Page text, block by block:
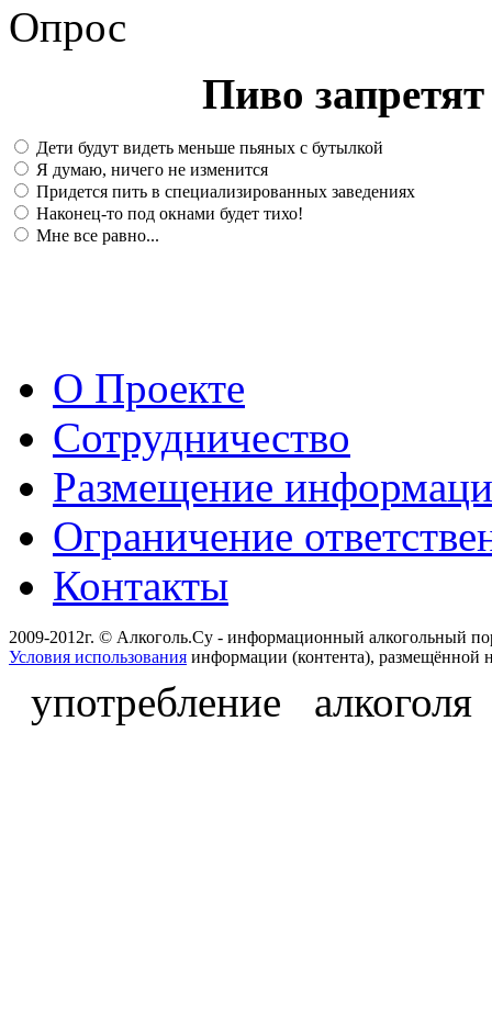
Опрос
Пиво
Дети будут видеть меньше пьяных с бутылкой
Я думаю, ничего не изменится
Придется пить в специализированных заведениях
Наконец-то под окнами будет тихо!
Мне все равно...
О Проекте
Сотрудничество
Размещение
Ограничение
Контакты
2009-2012г. © Алкоголь.Су - информационный алкогольный
Условия использования информации (контента), размещённой
употребление